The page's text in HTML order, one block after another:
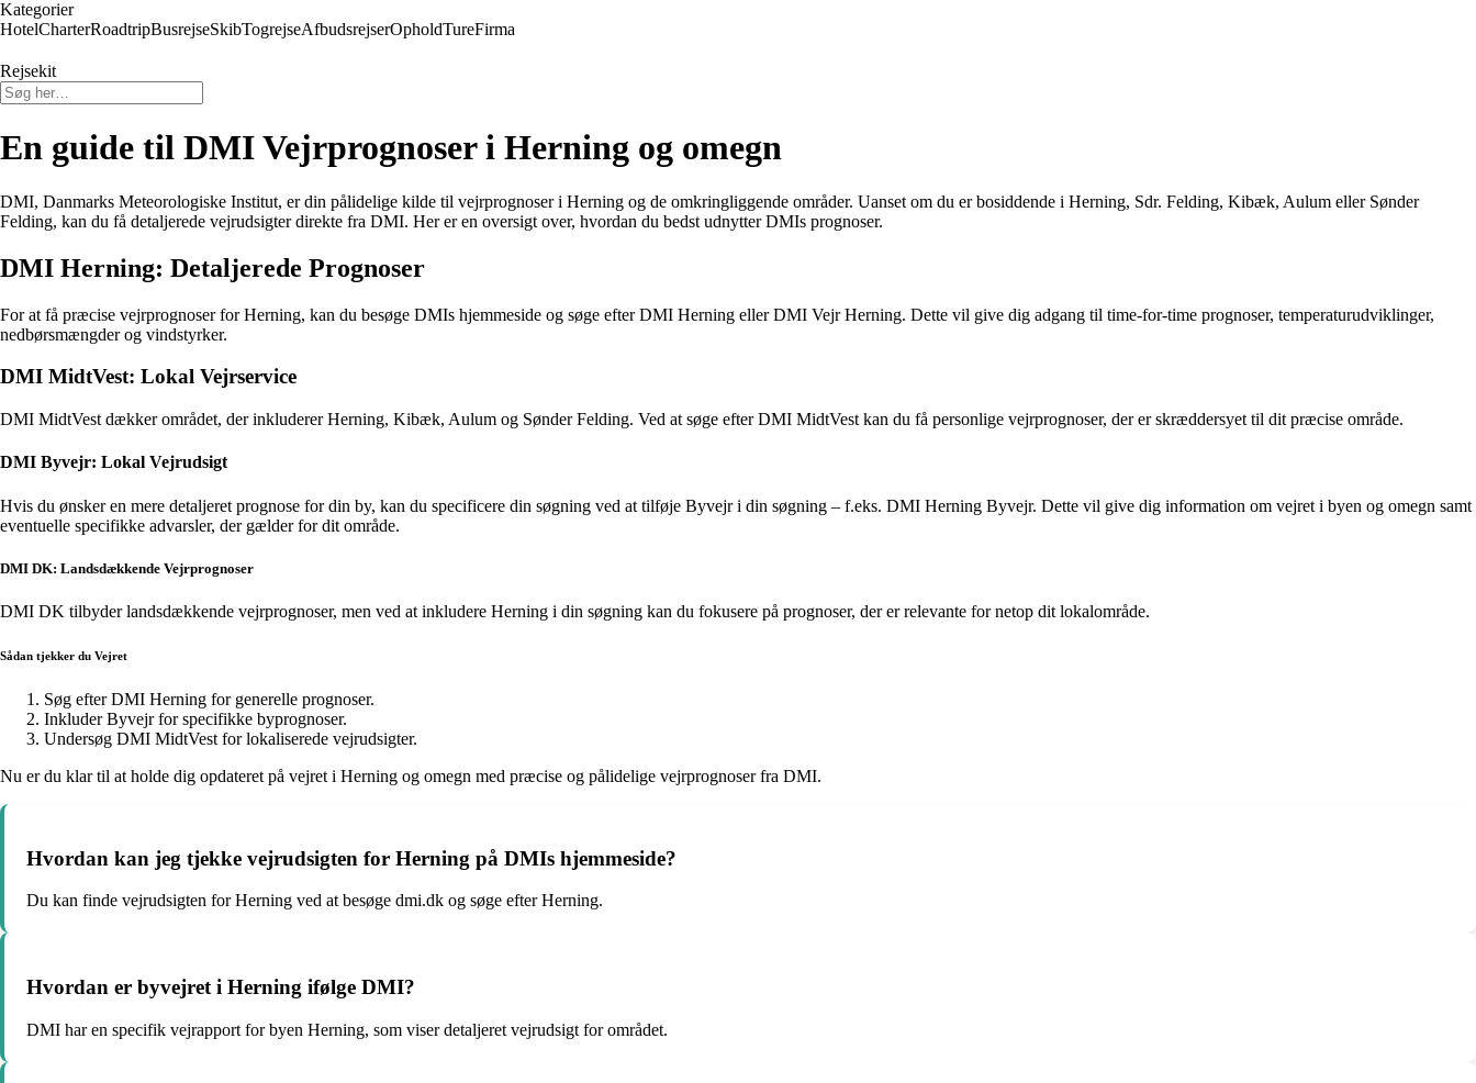
Kategorier
HotelCharterRoadtripBusrejseSkibTogrejseAfbudsrejserOpholdTureFirma
Rejsekit
En guide til DMI Vejrprognoser i Herning og omegn
DMI, Danmarks Meteorologiske Institut, er din pålidelige kilde til vejrprognoser i Herning og de omkringliggende områder. Uanset om du er bosiddende i Herning, Sdr. Felding, Kibæk, Aulum eller Sønder
Felding, kan du få detaljerede vejrudsigter direkte fra DMI. Her er en oversigt over, hvordan du bedst udnytter DMIs prognoser.
DMI Herning: Detaljerede Prognoser
For at få præcise vejrprognoser for Herning, kan du besøge DMIs hjemmeside og søge efter DMI Herning eller DMI Vejr Herning. Dette vil give dig adgang til time-for-time prognoser, temperaturudviklinger,
nedbørsmængder og vindstyrker.
DMI MidtVest: Lokal Vejrservice
DMI MidtVest dækker området, der inkluderer Herning, Kibæk, Aulum og Sønder Felding. Ved at søge efter DMI MidtVest kan du få personlige vejrprognoser, der er skræddersyet til dit præcise område.
DMI Byvejr: Lokal Vejrudsigt
Hvis du ønsker en mere detaljeret prognose for din by, kan du specificere din søgning ved at tilføje Byvejr i din søgning – f.eks. DMI Herning Byvejr. Dette vil give dig information om vejret i byen og omegn samt
eventuelle specifikke advarsler, der gælder for dit område.
DMI DK: Landsdækkende Vejrprognoser
DMI DK tilbyder landsdækkende vejrprognoser, men ved at inkludere Herning i din søgning kan du fokusere på prognoser, der er relevante for netop dit lokalområde.
Sådan tjekker du Vejret
Søg efter DMI Herning for generelle prognoser.
Inkluder Byvejr for specifikke byprognoser.
Undersøg DMI MidtVest for lokaliserede vejrudsigter.
Nu er du klar til at holde dig opdateret på vejret i Herning og omegn med præcise og pålidelige vejrprognoser fra DMI.
Hvordan kan jeg tjekke vejrudsigten for Herning på DMIs hjemmeside?
Du kan finde vejrudsigten for Herning ved at besøge dmi.dk og søge efter Herning.
Hvordan er byvejret i Herning ifølge DMI?
DMI har en specifik vejrapport for byen Herning, som viser detaljeret vejrudsigt for området.